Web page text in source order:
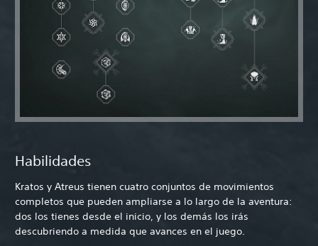
Habilidades
Kratos y Atreus tienen cuatro conjuntos de movimientos
completos que pueden ampliarse a lo largo de la aventura:
dos los tienes desde el inicio, y los demás los irás
descubriendo a medida que avances en el juego.